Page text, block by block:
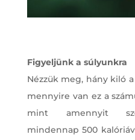
Figyeljünk a súlyunkra
Nézzük meg, hány kiló
mennyire van ez a
mint amennyit
mindennap 500